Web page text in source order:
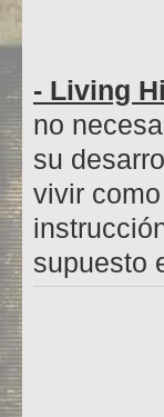
- Living
no
su
vivir
supuesto